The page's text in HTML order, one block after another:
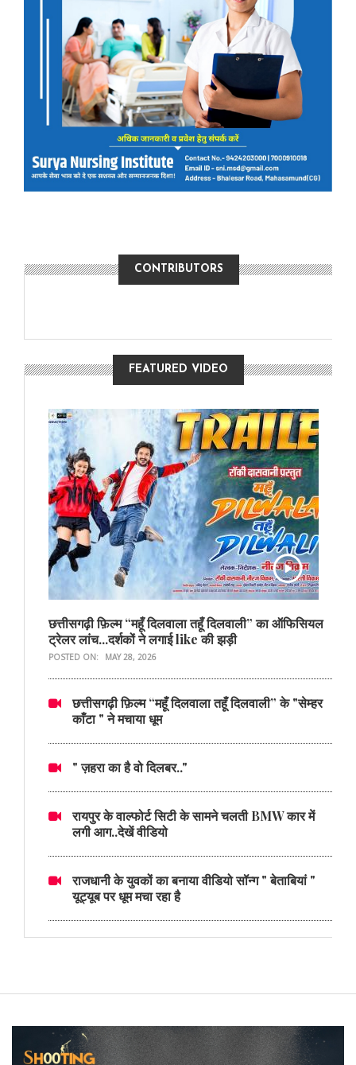
CONTRIBUTORS
FEATURED VIDEO
छत्तीसगढ़ी फ़िल्म “महूँ दिलवाला तहूँ दिलवाली” का ऑफिसियल
ट्रेलर लांच...दर्शकों ने लगाई like की झड़ी
POSTED ON: MAY 28, 2026
छत्तीसगढ़ी फ़िल्म “महूँ दिलवाला तहूँ दिलवाली” के "सेम्हर
काँटा " ने मचाया धूम
" ज़हरा का है वो दिलबर.."
रायपुर के वाल्फोर्ट सिटी के सामने चलती BMW कार में
लगी आग..देखें वीडियो
राजधानी के युवकों का बनाया वीडियो सॉन्ग " बेताबियां "
यूट्यूब पर धूम मचा रहा है